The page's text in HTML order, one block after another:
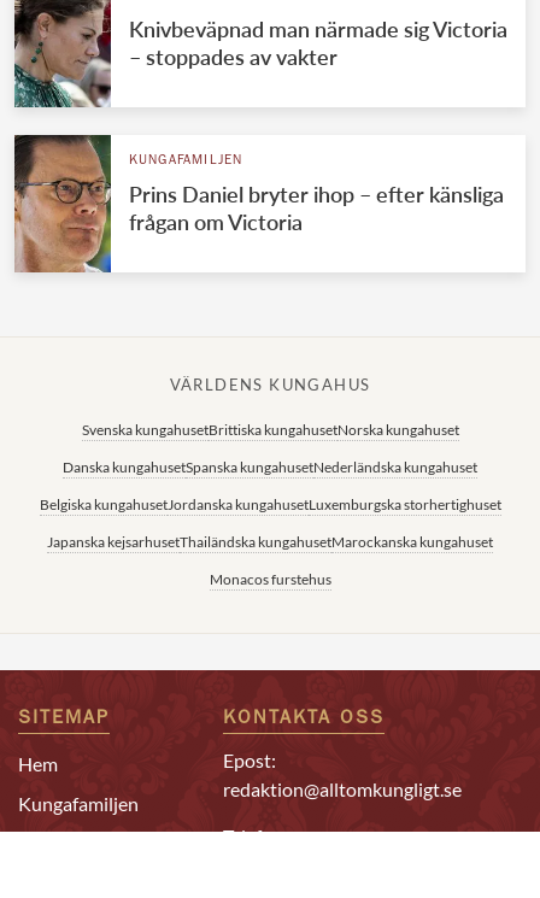
Knivbeväpnad man närmade sig Victoria
– stoppades av vakter
KUNGAFAMILJEN
Prins Daniel bryter ihop – efter känsliga
frågan om Victoria
VÄRLDENS KUNGAHUS
Svenska kungahusetBrittiska kungahusetNorska kungahuset
Danska kungahusetSpanska kungahusetNederländska kungahuset
Belgiska kungahusetJordanska kungahusetLuxemburgska storhertighuset
Japanska kejsarhusetThailändska kungahusetMarockanska kungahuset
Monacos furstehus
SITEMAP
Hem
Kungafamiljen
KONTAKTA OSS
Epost:
redaktion@alltomkungligt.se
Telefon: